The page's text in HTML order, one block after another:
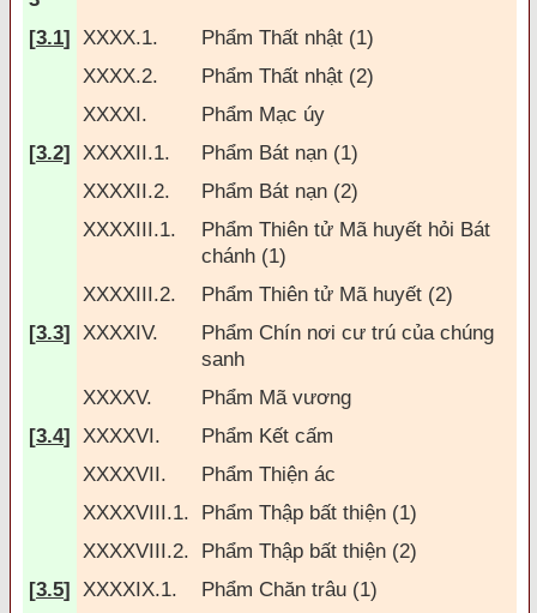
[3.1] XXXX.1.
Phẩm Thất nhật (1)
XXXX.2.
Phẩm Thất nhật (2)
XXXXI.
Phẩm Mạc úy
[3.2] XXXXII.1.
Phẩm Bát nạn (1)
XXXXII.2.
Phẩm Bát nạn (2)
XXXXIII.1.
Phẩm Thiên tử Mã huyết hỏi Bát
chánh (1)
XXXXIII.2.
Phẩm Thiên tử Mã huyết (2)
[3.3] XXXXIV.
Phẩm Chín nơi cư trú của chúng
sanh
XXXXV.
Phẩm Mã vương
[3.4] XXXXVI.
Phẩm Kết cấm
XXXXVII.
Phẩm Thiện ác
XXXXVIII.1.
Phẩm Thập bất thiện (1)
XXXXVIII.2.
Phẩm Thập bất thiện (2)
[3.5] XXXXIX.1. Phẩm Chăn trâu (1)